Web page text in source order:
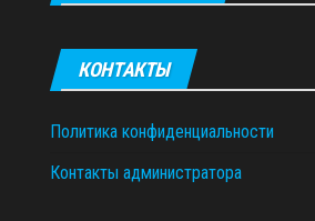
КОНТАКТЫ
Политика конфиденциальности
Контакты администратора